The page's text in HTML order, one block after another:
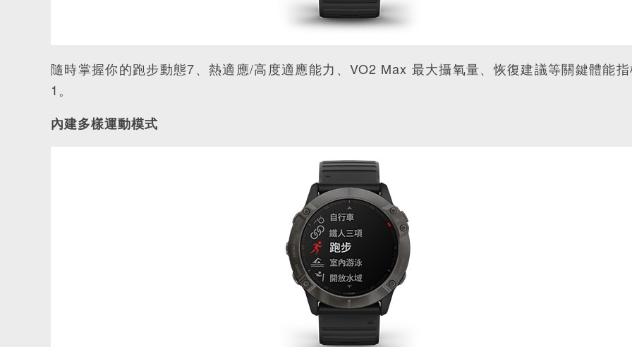
隨時掌握你的跑步動態7、熱適應/高度適應能力、VO2 Max 最大攝氧量、恢復建議等關鍵體能
1。
內建多樣運動模式